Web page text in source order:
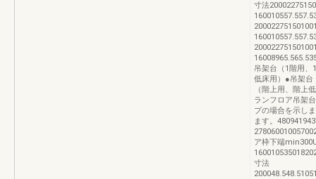
寸法
吊架台（1階用、
低床用）●吊架台
（階上用、階上
ランフロア吊架
プの場合を示し
ます。
ア枠下端
寸法